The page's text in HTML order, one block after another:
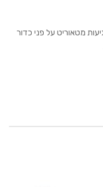
מטאוריט על פני כדור